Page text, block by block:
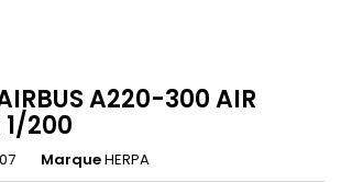
A220-300 AIR
1/200
MarqueHERPA